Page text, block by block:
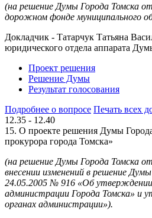
(на решение Думы Города Томска
дорожном фонде муниципального
Докладчик - Татарчук Татьяна
юридического отдела аппарата
Проект решения
Решение Думы
Результат голосования
Подробнее о вопросе Печать всех
12.35 - 12.40
15. О проекте решения Думы
прокурора города Томска»
(на решение Думы Города Томска
внесении изменений в решение
24.05.2005 № 916 «Об
администрации Города Томска» и
органах администрации»).